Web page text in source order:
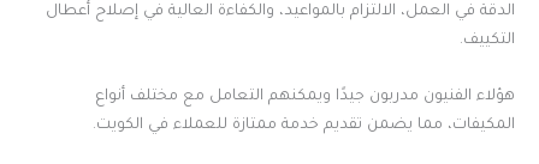
الدقة في العمل، الالتزام بالمواعيد، والكفاءة العالية في إصلاح أعطال
التكييف.
هؤلاء الفنيون مدربون جيدًا ويمكنهم التعامل مع مختلف أنواع
المكيفات، مما يضمن تقديم خدمة ممتازة للعملاء في الكويت.